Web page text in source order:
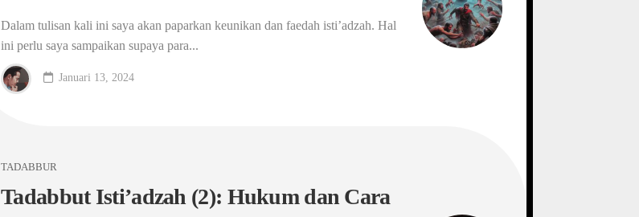
Dalam tulisan kali ini saya akan paparkan keunikan dan faedah isti’adzah. Hal
ini perlu saya sampaikan supaya para...
Januari 13, 2024
TADABBUR
Tadabbut Isti’adzah (2): Hukum dan Cara